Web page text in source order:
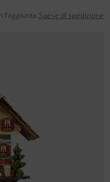
l’aggiunta Spese di spedizione